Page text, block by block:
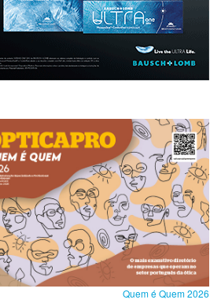
Quem é Quem 2026